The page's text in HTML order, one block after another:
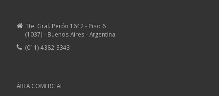
Tte. Gral. Perón 1642 - Piso 6
(1037) - Buenos Aires - Argentina
(011) 4382-3343
ÁREA COMERCIAL